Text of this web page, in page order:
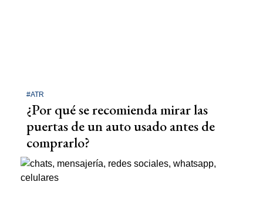
#ATR
¿Por qué se recomienda mirar las
puertas de un auto usado antes de
comprarlo?